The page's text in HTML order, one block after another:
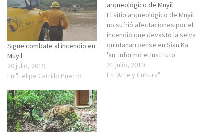
Sigue combate al incendio en
Muyil
20 julio, 2019
En "Felipe Carrillo Puerto"
arqueológico de Muyil
El sitio arqueológico de Muyil
no sufrió afectaciones por el
incendio que devastó la selva
quintanarroense en Sian Ka
'an informó el Instituto
Nacional de Antropología e
Historia (INAH).En un
21 julio, 2019
En "Arte y Cultura"